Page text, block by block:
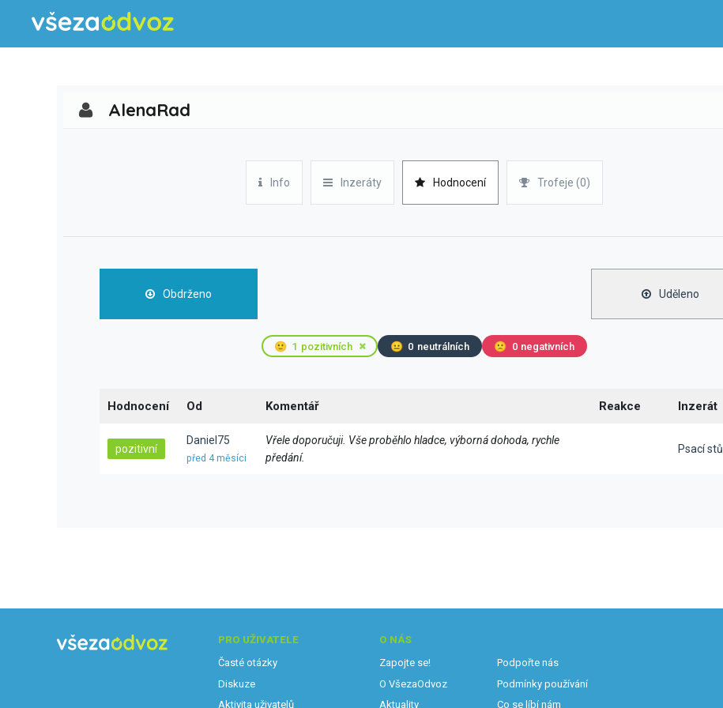
AlenaRad
Info Inzeráty Hodnocení Trofeje (0)
Obdrženo Uděleno
🙂 1 pozitivních 😐 0 neutrálních 🙁 0 negativních
Hodnocení Od Komentář Reakce Inzerát
pozitivní
Daniel75
před 4 měsíci
Vřele doporučuji. Vše proběhlo hladce, výborná dohoda, rychle
předání.
Psací stůl
PRO UŽIVATELE
Časté otázky
Diskuze
Aktivita uživatelů
O NÁS
Zapojte se!
O VšezaOdvoz
Aktuality
Podpořte nás
Podmínky používání
Co se líbí nám